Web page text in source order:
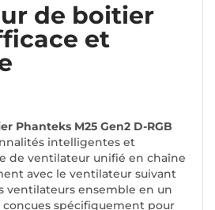
de boitier
et
Phanteks M25 Gen2 D-RGB
intelligentes et
de ventilateur unifié en chaîne
avec le ventilateur suivant
ventilateurs ensemble en un
conçues spécifiquement pour